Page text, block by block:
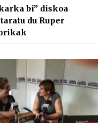
bi” diskoa
du Ruper